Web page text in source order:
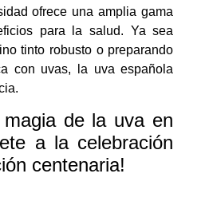
ofrece una amplia gama
para la salud. Ya sea
tinto robusto o preparando
con uvas, la uva española
magia de la uva en
a la celebración
centenaria!